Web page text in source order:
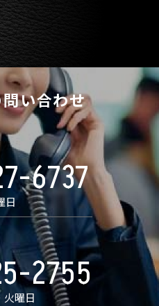
い合わせ
6737
日
2755
火曜日